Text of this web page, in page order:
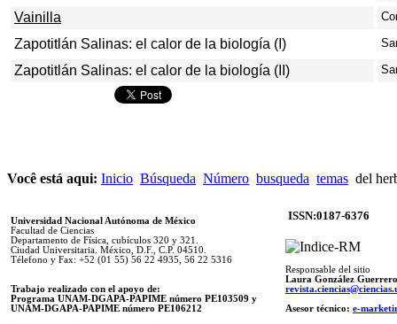
Vainilla
Zapotitlán Salinas: el calor de la biología (I)
Zapotitlán Salinas: el calor de la biología (II)
Você está aqui: Inicio Búsqueda Número busqueda temas del
Universidad Nacional Autónoma de México
Facultad de Ciencias
Departamento de Física, cubículos 320 y 321.
Ciudad Universitaria. México, D.F., C.P. 04510.
Télefono y Fax: +52 (01 55) 56 22 4935, 56 22 5316
Trabajo realizado con el apoyo de:
Programa UNAM-DGAPA-PAPIME número PE103509 y
UNAM-DGAPA-PAPIME número PE106212
ISSN:0187-6376
Responsable del sitio
Laura González Guerrero
Asesor técnico: e-